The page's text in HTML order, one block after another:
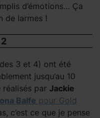
d’émotions… Ça
de larmes !
3 et 4) ont été
jusqu’au 10
réalisés par Jackie
Balfe pour Gold
c’est ce que je pense